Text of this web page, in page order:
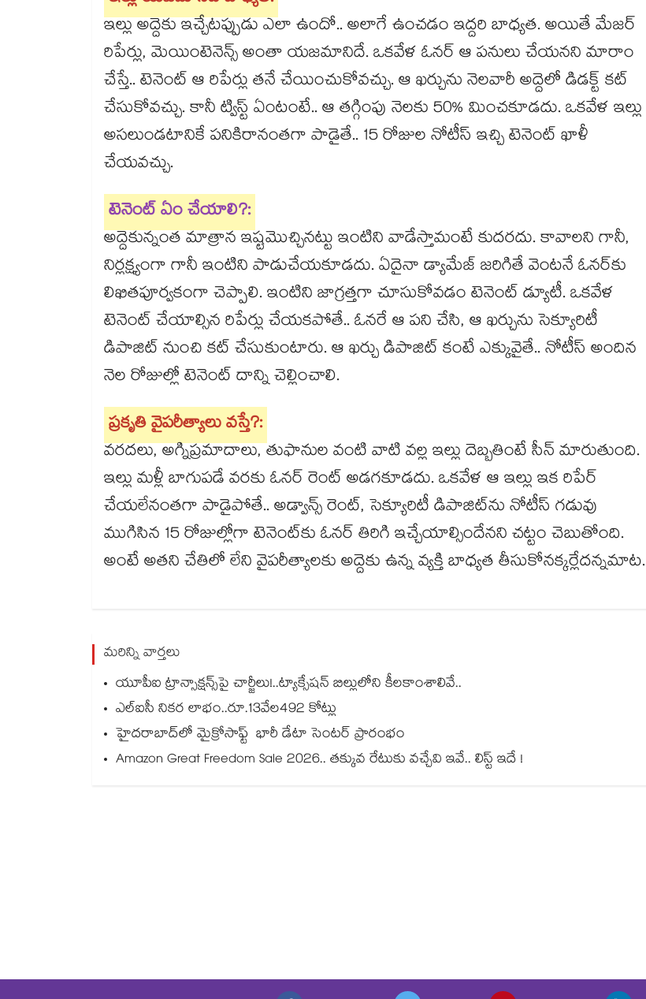
ఇల్లు అద్దెకు ఇచ్చేటప్పుడు ఎలా ఉందో.. అలాగే ఉంచడం ఇద్దరి బాధ్యత. అయితే మేజర్
రిపేర్లు, మెయింటెనెన్స్ అంతా యజమానిదే. ఒకవేళ ఓనర్ ఆ పనులు చేయనని మారాం
చేస్తే.. టెనెంట్ ఆ రిపేర్లు తనే చేయించుకోవచ్చు. ఆ ఖర్చును నెలవారీ అద్దెలో డిడక్ట్ కట్
చేసుకోవచ్చు. కానీ ట్విస్ట్ ఏంటంటే.. ఆ తగ్గింపు నెలకు 50% మించకూడదు. ఒకవేళ ఇల్లు
అసలుండటానికే పనికిరానంతగా పాడైతే.. 15 రోజుల నోటీస్ ఇచ్చి టెనెంట్ ఖాళీ
చేయవచ్చు.
టెనెంట్ ఏం చేయాలి?:
అద్దెకున్నంత మాత్రాన ఇష్టమొచ్చినట్టు ఇంటిని వాడేస్తామంటే కుదరదు. కావాలని గానీ,
నిర్లక్ష్యంగా గానీ ఇంటిని పాడుచేయకూడదు. ఏదైనా డ్యామేజ్ జరిగితే వెంటనే ఓనర్‌కు
లిఖితపూర్వకంగా చెప్పాలి. ఇంటిని జాగ్రత్తగా చూసుకోవడం టెనెంట్ డ్యూటీ. ఒకవేళ
టెనెంట్ చేయాల్సిన రిపేర్లు చేయకపోతే.. ఓనరే ఆ పని చేసి, ఆ ఖర్చును సెక్యూరిటీ
డిపాజిట్ నుంచి కట్ చేసుకుంటారు. ఆ ఖర్చు డిపాజిట్ కంటే ఎక్కువైతే.. నోటీస్ అందిన
నెల రోజుల్లో టెనెంట్ దాన్ని చెల్లించాలి.
ప్రకృతి వైపరీత్యాలు వస్తే?:
వరదలు, అగ్నిప్రమాదాలు, తుఫానుల వంటి వాటి వల్ల ఇల్లు దెబ్బతింటే సీన్ మారుతుంది.
ఇల్లు మళ్లీ బాగుపడే వరకు ఓనర్ రెంట్ అడగకూడదు. ఒకవేళ ఆ ఇల్లు ఇక రిపేర్
చేయలేనంతగా పాడైపోతే.. అడ్వాన్స్ రెంట్, సెక్యూరిటీ డిపాజిట్‌ను నోటీస్ గడువు
ముగిసిన 15 రోజుల్లోగా టెనెంట్‌కు ఓనర్ తిరిగి ఇచ్చేయాల్సిందేనని చట్టం చెబుతోంది.
అంటే అతని చేతిలో లేని వైపరీత్యాలకు అద్దెకు ఉన్న వ్యక్తి బాధ్యత తీసుకోనక్కర్లేదన్నమాట.
మరిన్ని వార్తలు
యూపీఐ ట్రాన్సాక్షన్స్‌‌‌‌‌‌‌‌‌‌‌‌‌‌‌‌పై చార్జీలు!..ట్యాక్సేషన్ బిల్లులోని కీలకాంశాలివే..
ఎల్ఐసీ నికర లాభం..రూ.13వేల492 కోట్లు
హైదరాబాద్‌‌‌‌‌‌‌‌లో మైక్రోసాఫ్ట్ భారీ డేటా సెంటర్ ప్రారంభం
Amazon Great Freedom Sale 2026.. తక్కువ రేటుకు వచ్చేవి ఇవే.. లిస్ట్ ఇదే !